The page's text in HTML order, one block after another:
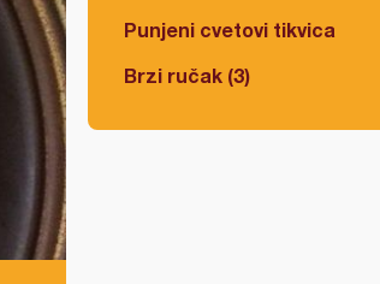
Punjeni cvetovi tikvica
Brzi ručak (3)